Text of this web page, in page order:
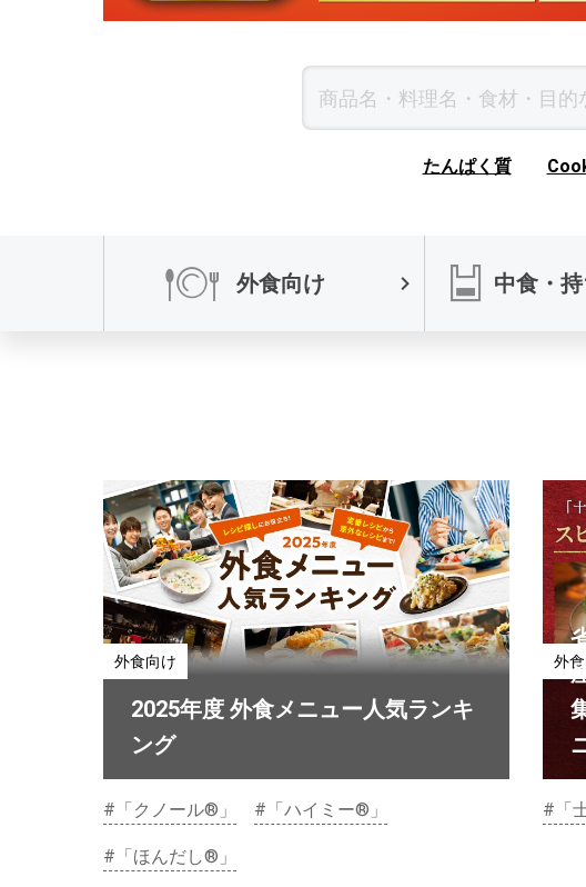
たんぱく質
外食向け 中食・
外食向け
2025年度 外食メニュー人気ランキ
ング
#「クノール®」 #「ハイミー®」
#「ほんだし®」
外
#「